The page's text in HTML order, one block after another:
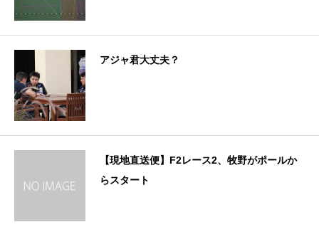
アジャ君大丈夫？
【現地直送便】F2レース2、牧野がポールか
らスタート